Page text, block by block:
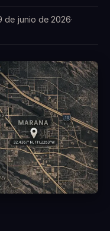
de junio de 2026·
Alert. Elige una